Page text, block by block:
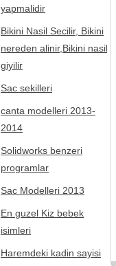
yapmalidir
Bikini Nasil Secilir, Bikini
nereden alinir,Bikini nasil
giyilir
Sac sekilleri
canta modelleri 2013-
2014
Solidworks benzeri
programlar
Sac Modelleri 2013
En guzel Kiz bebek
isimleri
Haremdeki kadin sayisi